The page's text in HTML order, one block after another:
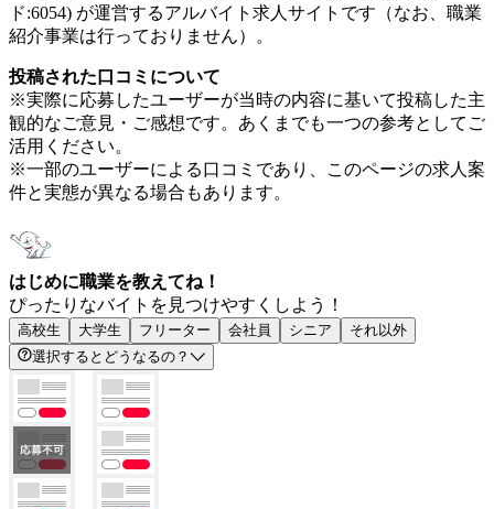
ド:6054) が運営するアルバイト求人サイトです（なお、職業
紹介事業は行っておりません）。
投稿された口コミについて
※実際に応募したユーザーが当時の内容に基いて投稿した主
観的なご意見・ご感想です。あくまでも一つの参考としてご
活用ください。
※一部のユーザーによる口コミであり、このページの求人案
件と実態が異なる場合もあります。
はじめに職業を教えてね！
ぴったりなバイトを見つけやすくしよう！
高校生 大学生 フリーター 会社員 シニア
それ以外
選択するとどうなるの？